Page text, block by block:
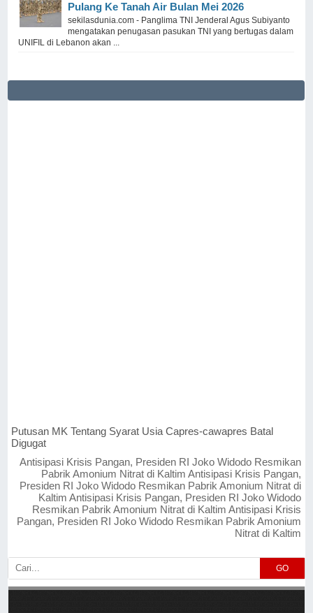
Pulang Ke Tanah Air Bulan Mei 2026
sekilasdunia.com - Panglima TNI Jenderal Agus Subiyanto
mengatakan penugasan pasukan TNI yang bertugas dalam
UNIFIL di Lebanon akan ...
Putusan MK Tentang Syarat Usia Capres-cawapres Batal
Digugat
Antisipasi Krisis Pangan, Presiden RI Joko Widodo Resmikan
Pabrik Amonium Nitrat di Kaltim Antisipasi Krisis Pangan,
Presiden RI Joko Widodo Resmikan Pabrik Amonium Nitrat di
Kaltim Antisipasi Krisis Pangan, Presiden RI Joko Widodo
Resmikan Pabrik Amonium Nitrat di Kaltim Antisipasi Krisis
Pangan, Presiden RI Joko Widodo Resmikan Pabrik Amonium
Nitrat di Kaltim
GO